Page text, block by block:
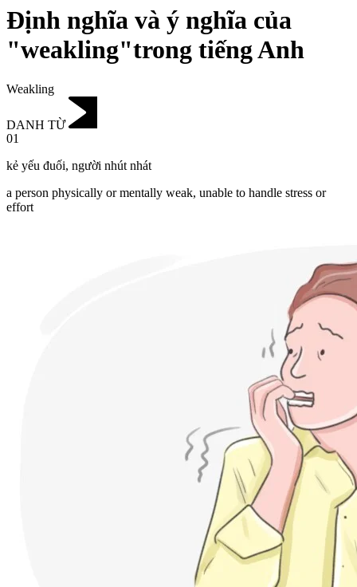
Định nghĩa và ý nghĩa của
"weakling"trong tiếng Anh
Weakling
DANH TỪ
01
kẻ yếu đuối, người nhút nhát
a person physically or mentally weak, unable to handle stress or
effort